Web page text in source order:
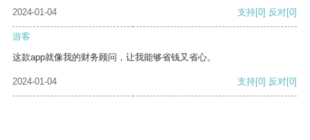
2024-01-04 支持[0] 反对[0]
游客
这款app就像我的财务顾问，让我能够省钱又省心。
2024-01-04 支持[0] 反对[0]